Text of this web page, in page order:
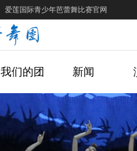
爱莲国际青少年芭蕾舞比赛官网
我们的团 新闻